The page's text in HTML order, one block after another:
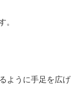
。
ように手足を広げ